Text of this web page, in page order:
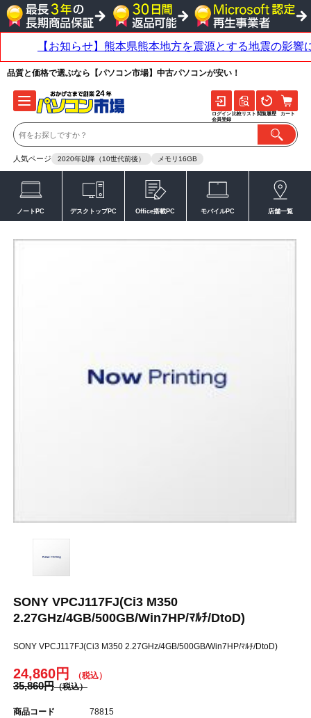
品質と価格で選ぶなら【パソコン市場】中古パソコンが安い！
人気ページ 2020年以降（10世代前後） メモリ16GB
ログイン
会員登録
比較リスト 閲覧履歴 カート
ノートPC デスクトップPC Office搭載PC モバイルPC 店舗一覧
SONY VPCJ117FJ(Ci3 M350
2.27GHz/4GB/500GB/Win7HP/ﾏﾙﾁ/DtoD)
SONY VPCJ117FJ(Ci3 M350 2.27GHz/4GB/500GB/Win7HP/ﾏﾙﾁ/DtoD)
24,860円
35,860円
商品コード 78815